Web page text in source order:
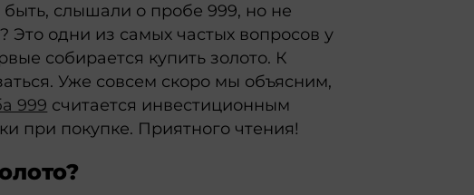
слышали о пробе 999, но не
Это одни из самых частых вопросов у
собирается купить золото. К
Уже совсем скоро мы объясним,
999 считается инвестиционным
при покупке. Приятного чтения!